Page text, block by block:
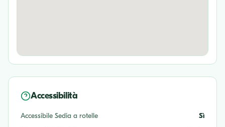
Accessibilità
Accessibile Sedia a rotelle
Sì